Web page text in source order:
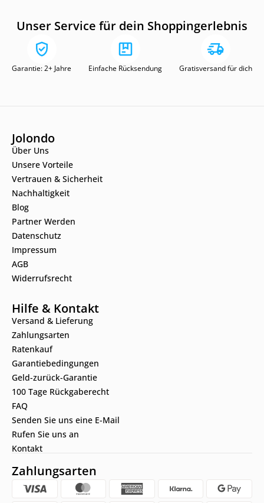
Unser Service für dein Shoppingerlebnis
Garantie: 2+ Jahre Einfache Rücksendung Gratisversand für dich
Jolondo
Über Uns
Unsere Vorteile
Vertrauen & Sicherheit
Nachhaltigkeit
Blog
Partner Werden
Datenschutz
Impressum
AGB
Widerrufsrecht
Hilfe & Kontakt
Versand & Lieferung
Zahlungsarten
Ratenkauf
Garantiebedingungen
Geld-zurück-Garantie
100 Tage Rückgaberecht
FAQ
Senden Sie uns eine E-Mail
Rufen Sie uns an
Kontakt
Zahlungsarten